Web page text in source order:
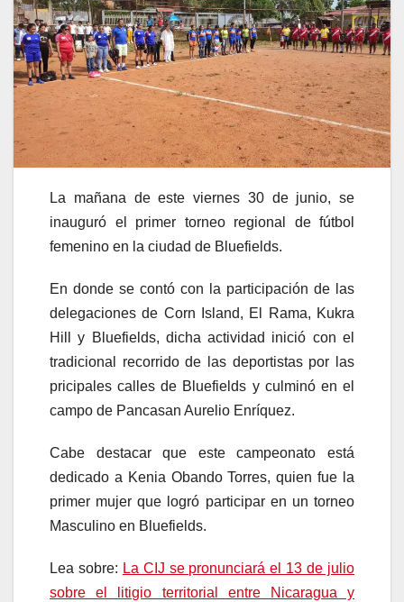
La mañana de este viernes 30 de junio, se
inauguró el primer torneo regional de fútbol
femenino en la ciudad de Bluefields.
En donde se contó con la participación de las
delegaciones de Corn Island, El Rama, Kukra
Hill y Bluefields, dicha actividad inició con el
tradicional recorrido de las deportistas por las
pricipales calles de Bluefields y culminó en el
campo de Pancasan Aurelio Enríquez.
Cabe destacar que este campeonato está
dedicado a Kenia Obando Torres, quien fue la
primer mujer que logró participar en un torneo
Masculino en Bluefields.
Lea sobre: La CIJ se pronunciará el 13 de julio
sobre el litigio territorial entre Nicaragua y